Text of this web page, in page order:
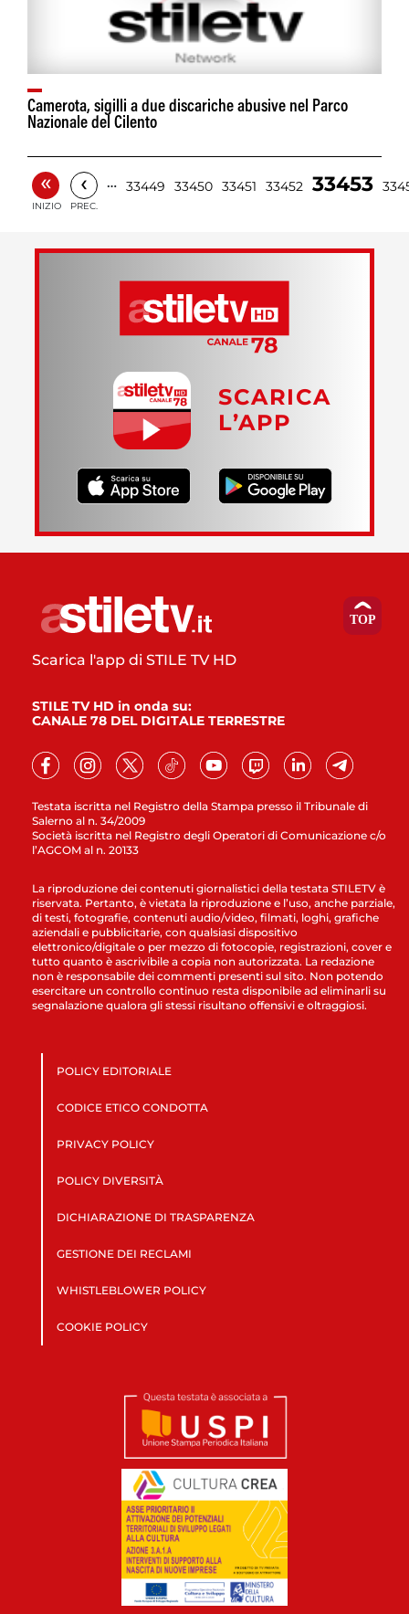
Camerota, sigilli a due discariche abusive nel Parco
Nazionale del Cilento
«
INIZIO
‹
PREC.
… 33449 33450 33451 33452 33453
SCARICA
L’APP
Testata iscritta nel Registro della Stampa presso il Tribunale di
Salerno al n. 34/2009
Società iscritta nel Registro degli Operatori di Comunicazione c/o
l’AGCOM al n. 20133
Scarica l'app di STILE TV HD
STILE TV HD in onda su:
CANALE 78 DEL DIGITALE TERRESTRE
La riproduzione dei contenuti giornalistici della testata STILETV è
riservata. Pertanto, è vietata la riproduzione e l’uso, anche parziale,
di testi, fotografie, contenuti audio/video, filmati, loghi, grafiche
aziendali e pubblicitarie, con qualsiasi dispositivo
elettronico/digitale o per mezzo di fotocopie, registrazioni, cover e
tutto quanto è ascrivibile a copia non autorizzata. La redazione
non è responsabile dei commenti presenti sul sito. Non potendo
esercitare un controllo continuo resta disponibile ad eliminarli su
segnalazione qualora gli stessi risultano offensivi e oltraggiosi.
POLICY EDITORIALE
CODICE ETICO CONDOTTA
PRIVACY POLICY
POLICY DIVERSITÀ
DICHIARAZIONE DI TRASPARENZA
GESTIONE DEI RECLAMI
WHISTLEBLOWER POLICY
COOKIE POLICY